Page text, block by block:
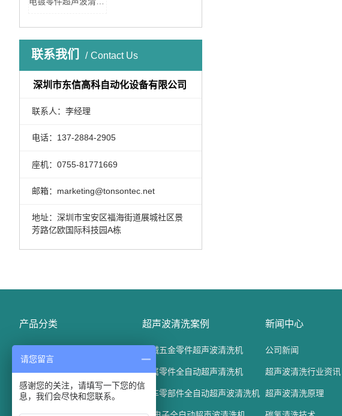
联系我们 Contact Us
深圳市东信高科自动化设备有限公司
联系人：李经理
电话：137-2884-2905
座机：0755-81771669
邮箱：marketing@tonsontec.net
地址：深圳市宝安区福海街道展城社区景
芳路亿欧国际科技园A栋
产品分类
光学玻璃清洗机
汽车配件清洗机
超声波清洗案例
机械五金零件超声波清洗机
金属零件全自动超声清洗机
汽车零部件全自动超声波清洗机
新闻中心
公司新闻
超声波清洗行业资讯
超声波清洗原理
请您留言
感谢您的关注，请填写一下您的信
息，我们会尽快和您联系。